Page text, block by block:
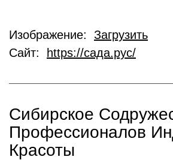
Изображение: Загрузить
Сайт:
https://сада.рус/
Сибирское
Профессионалов
Красоты